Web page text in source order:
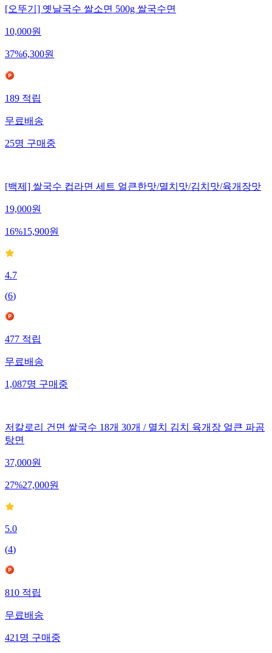
[오뚜기] 옛날국수 쌀소면 500g 쌀국수면
10,000원
37%6,300원
189적립
무료배송
25명구매중
[백제] 쌀국수 컵라면 세트 얼큰한맛/멸치맛/김치맛/육개장맛
19,000원
16%15,900원
4.7
(6)
477적립
무료배송
1,087명구매중
저칼로리 건면 쌀국수 18개 30개 / 멸치 김치 육개장 얼큰 파곰
탕면
37,000원
27%27,000원
5.0
(4)
810적립
무료배송
421명구매중